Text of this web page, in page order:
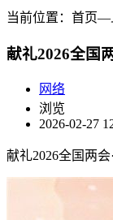
当前位置： 首页―
献礼2026全国
网络
浏览
2026-02-27
献礼2026全国两